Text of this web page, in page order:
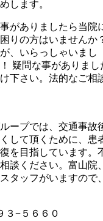
します。
がありましたら当院
りの方はいませんか
、いらっしゃいまし
疑問な事がありまし
下さい。法的なご相
ープでは、交通事故
して頂くために、患
を目指しています。
談ください。富山院
タッフがいますので
３−５６６０